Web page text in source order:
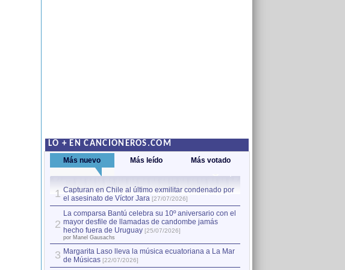
LO + EN CANCIONEROS.COM
Más nuevo Más leído Más votado
1 Capturan en Chile al último exmilitar condenado por
el asesinato de Víctor Jara [27/07/2026]
2
La comparsa Bantú celebra su 10º aniversario con el
mayor desfile de llamadas de candombe jamás
hecho fuera de Uruguay [25/07/2026]
por Manel Gausachs
3 Margarita Laso lleva la música ecuatoriana a La Mar
de Músicas [22/07/2026]